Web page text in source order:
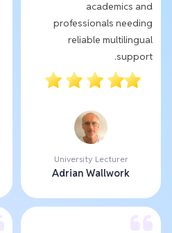
academics and
professionals needing
reliable multilingual
support.
University Lecturer
Adrian Wallwork